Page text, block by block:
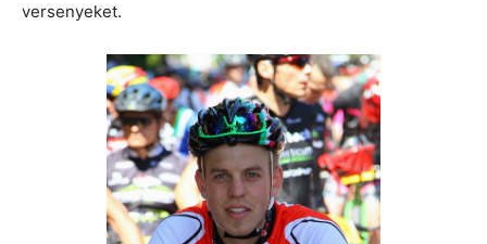
versenyeket.